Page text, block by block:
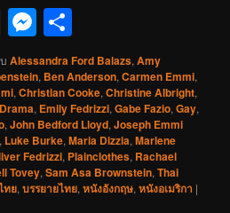
Threads
Messenger
Alessandra Ford Balazs,Amy
, Ben Anderson,Carmen Emmi,
,Christian Cooke,Christine Albright,
Drama, Emily Fedrizzi,Gabe Fazio,Gay,
,John Bedford Lloyd,Joseph Emmi
, Luke Burke,Maria Dizzia,Marlene
Fedrizzi, Plainclothes, Rachael
Tovey,Sam Asa Brownstein,Thai
ทย,บรรยายไทย,หนังอังกฤษ,หนังอเมริกา |